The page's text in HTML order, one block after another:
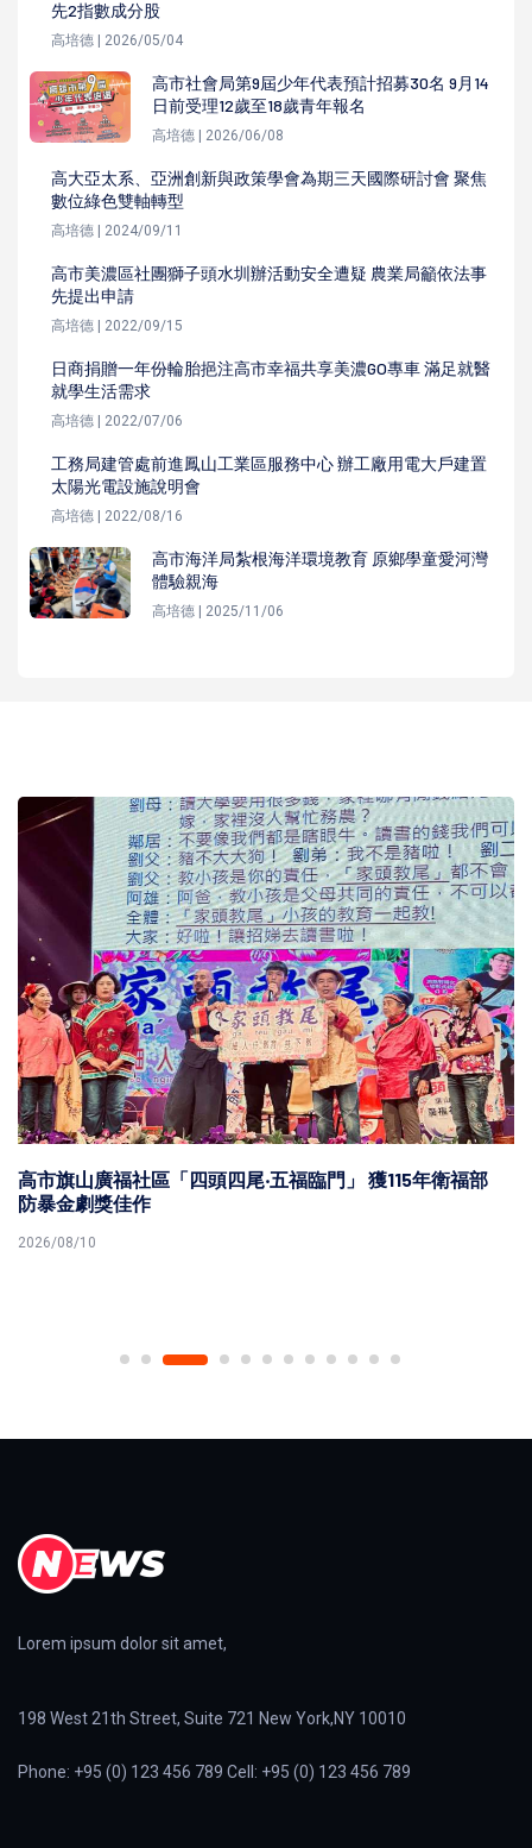
先2指數成分股
高培德 | 2026/05/04
高市社會局第9屆少年代表預計招募30名 9月14
日前受理12歲至18歲青年報名
高培德 | 2026/06/08
高大亞太系、亞洲創新與政策學會為期三天國際研討會 聚焦
數位綠色雙軸轉型
高培德 | 2024/09/11
高市美濃區社團獅子頭水圳辦活動安全遭疑 農業局籲依法事
先提出申請
高培德 | 2022/09/15
日商捐贈一年份輪胎挹注高市幸福共享美濃GO專車 滿足就醫
就學生活需求
高培德 | 2022/07/06
工務局建管處前進鳳山工業區服務中心 辦工廠用電大戶建置
太陽光電設施說明會
高培德 | 2022/08/16
高市海洋局紮根海洋環境教育 原鄉學童愛河灣
體驗親海
高培德 | 2025/11/06
高市旗山廣福社區「四頭四尾‧五福臨門」 獲115年衛福部
防暴金劇獎佳作
2026/08/10
Lorem ipsum dolor sit amet,
198 West 21th Street, Suite 721 New York,NY 10010
Phone: +95 (0) 123 456 789 Cell: +95 (0) 123 456 789